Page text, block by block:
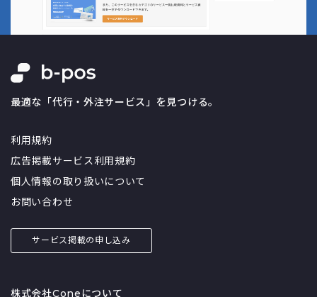
最適な「代行・外注サービス」を見つける。
利用規約
広告掲載サービス利用規約
個人情報の取り扱いについて
お問い合わせ
サービス掲載の申し込み
株式会社Coneについて